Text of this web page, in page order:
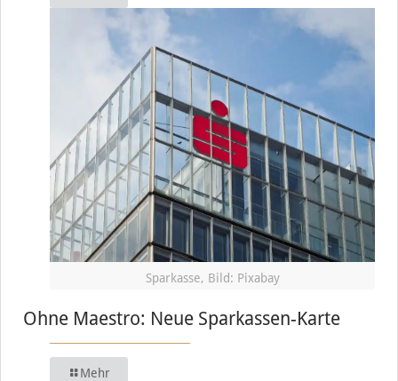
Sparkasse, Bild: Pixabay
Ohne Maestro: Neue Sparkassen-Karte
Mehr